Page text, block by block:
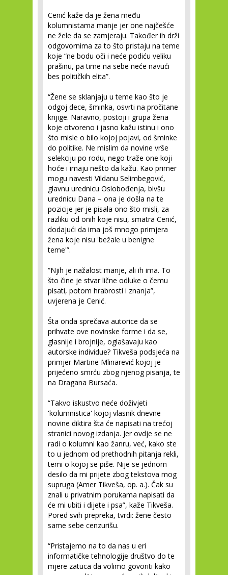
Cenić kaže da je žena među
kolumnistama manje jer one najčešće
ne žele da se zamjeraju. Također ih drži
odgovornima za to što pristaju na teme
koje “ne bodu oči i neće podiću veliku
prašinu, pa time na sebe neće navući
bes političkih elita”.
“Žene se sklanjaju u teme kao što je
odgoj dece, šminka, osvrti na pročitane
knjige. Naravno, postoji i grupa žena
koje otvoreno i jasno kažu istinu i ono
što misle o bilo kojoj pojavi, od šminke
do politike. Ne mislim da novine vrše
selekciju po rodu, nego traže one koji
hoće i imaju nešto da kažu. Kao primer
mogu navesti Vildanu Selimbegović,
glavnu urednicu Oslobođenja, bivšu
urednicu Dana – ona je došla na te
pozicije jer je pisala ono što misli, za
razliku od onih koje nisu, smatra Cenić,
dodajući da ima još mnogo primjera
žena koje nisu 'bežale u benigne
teme'”.
“Njih je nažalost manje, ali ih ima. To
što čine je stvar lične odluke o čemu
pisati, potom hrabrosti i znanja”,
uvjerena je Cenić.
Šta onda sprečava autorice da se
prihvate ove novinske forme i da se,
glasnije i brojnije, oglašavaju kao
autorske individue? Tikveša podsjeća na
primjer Martine Mlinarević kojoj je
prijećeno smrću zbog njenog pisanja, te
na Dragana Bursaća.
“Takvo iskustvo neće doživjeti
'kolumnistica' kojoj vlasnik dnevne
novine diktira šta će napisati na trećoj
stranici novog izdanja. Jer ovdje se ne
radi o kolumni kao žanru, već, kako ste
to u jednom od prethodnih pitanja rekli,
temi o kojoj se piše. Nije se jednom
desilo da mi prijete zbog tekstova mog
supruga (Amer Tikveša, op. a.). Čak su
znali u privatnim porukama napisati da
će mi ubiti i dijete i psa”, kaže Tikveša.
Pored svih prepreka, tvrdi: žene često
same sebe cenzurišu.
“Pristajemo na to da nas u eri
informatičke tehnologije društvo do te
mjere zatuca da volimo govoriti kako